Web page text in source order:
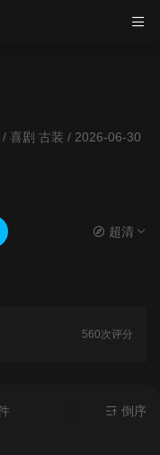
/ 喜剧 古装/ 2026-06-30
超清
560次评分
倒序